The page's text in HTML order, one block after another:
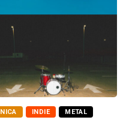
INDIE METAL